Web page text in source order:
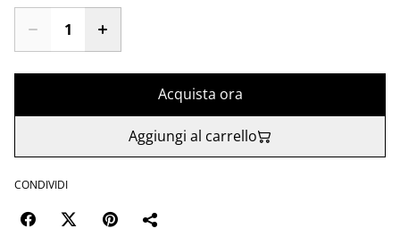
Acquista ora
Aggiungi al carrello
CONDIVIDI